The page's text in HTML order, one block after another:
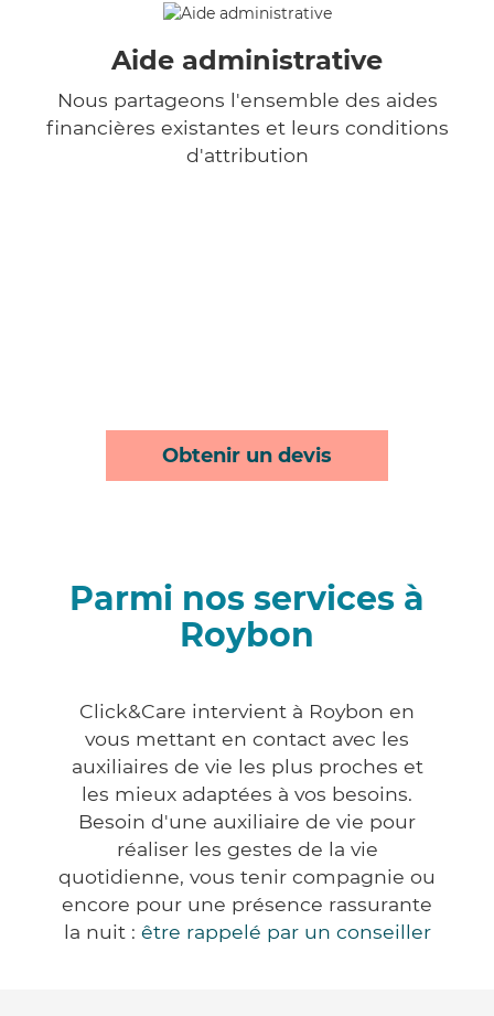
Aide administrative
Nous partageons l'ensemble des aides
financières existantes et leurs conditions
d'attribution
Obtenir un devis
Parmi nos services à
Roybon
Click&Care intervient à Roybon en
vous mettant en contact avec les
auxiliaires de vie les plus proches et
les mieux adaptées à vos besoins.
Besoin d'une auxiliaire de vie pour
réaliser les gestes de la vie
quotidienne, vous tenir compagnie ou
encore pour une présence rassurante
la nuit : être rappelé par un conseiller